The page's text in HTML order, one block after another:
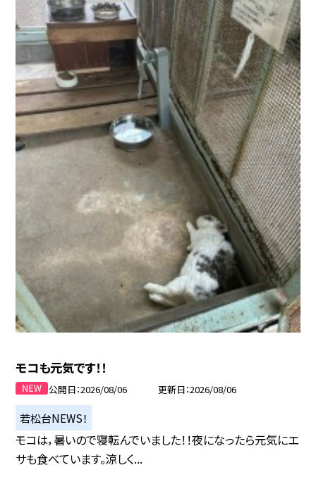
モコも元気です！！
公開日 2026/08/06 更新日 2026/08/06
若松台NEWS！
モコは，暑いので寝転んでいました！！夜になったら元気にエ
サも食べています。涼しく...